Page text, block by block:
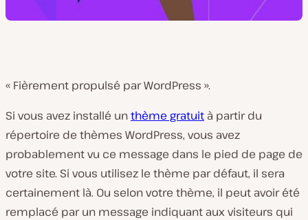
« Fièrement propulsé par WordPress ».
Si vous avez installé unthème gratuit à partir du
répertoire de thèmes WordPress, vous avez
probablement vu ce message dans le pied de page de
votre site. Si vous utilisez le thème par défaut, il sera
certainement là. Ou selon votre thème, il peut avoir été
remplacé par un message indiquant aux visiteurs qui